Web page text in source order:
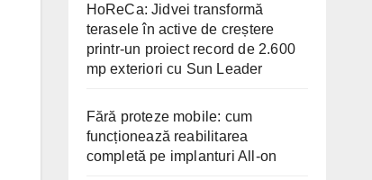
HoReCa: Jidvei transformă
terasele în active de creștere
printr-un proiect record de 2.600
mp exteriori cu Sun Leader
Fără proteze mobile: cum
funcționează reabilitarea
completă pe implanturi All-on